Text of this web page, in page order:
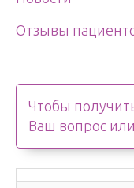
Отзывы
Чтобы
Ваш вопрос